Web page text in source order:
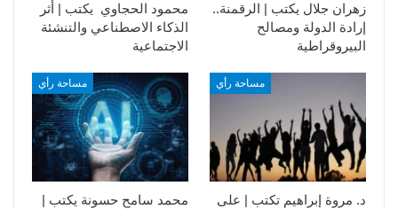
محمود الحجاوي يكتب | أثر
الذكاء الاصطناعي والتنشئة
الاجتماعية
زهران جلال يكتب | الرقمنة..
إرادة الدولة ومصالح
البيروقراطية
مساحة رأي
محمد سامح حسونة يكتب |
مساحة رأي
د. مروة إبراهيم تكتب | على